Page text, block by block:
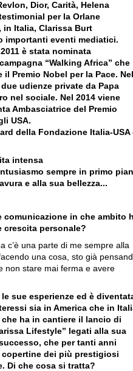
Dior, Carità, Helena
per la Orlane
in Italia, Clarissa Burt
importanti eventi mediatici.
è stata nominata
“Walking Africa” che
Premio Nobel per la Pace. Nel
udienze private da Papa
nel sociale. Nel 2014 viene
Ambasciatrice del Premio
USA.
della Fondazione Italia-USA
intensa
sempre in primo
e alla sua bellezza...
comunicazione in che ambito
personale?
c’è una parte di me sempre alla
una cosa, sto già
non stare mai ferma e avere
sue esperienze ed è
sia in America che in
ha in cantiere il lancio di
Lifestyle” legati alla sua
che per tanti anni
copertine dei più prestigiosi
Di che cosa si tratta?